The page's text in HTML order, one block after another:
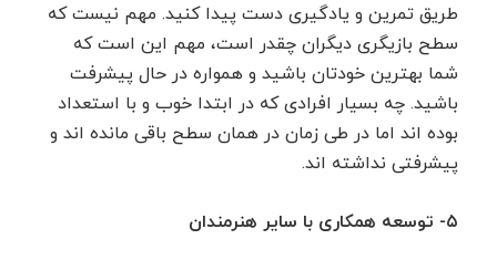
طریق تمرین و یادگیری دست پیدا کنید. مهم نیست که
سطح بازیگری دیگران چقدر است، مهم این است که
شما بهترین خودتان باشید و همواره در حال پیشرفت
باشید. چه بسیار افرادی که در ابتدا خوب و با استعداد
بوده اند اما در طی زمان در همان سطح باقی مانده اند و
پیشرفتی نداشته اند.
۵- توسعه همکاری با سایر هنرمندان